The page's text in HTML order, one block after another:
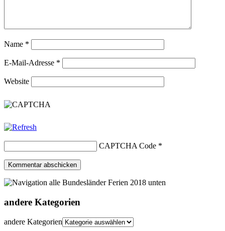
Name *
E-Mail-Adresse *
Website
CAPTCHA Code *
andere Kategorien
andere Kategorien